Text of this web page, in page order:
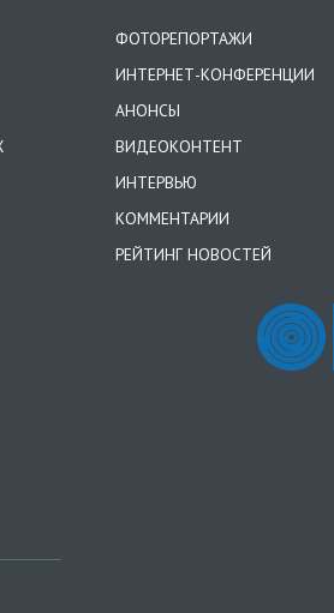
ФОТОРЕПОРТАЖИ
ИНТЕРНЕТ-КОНФЕРЕНЦИИ
АНОНСЫ
ВИДЕОКОНТЕНТ
ИНТЕРВЬЮ
КОММЕНТАРИИ
РЕЙТИНГ НОВОСТЕЙ